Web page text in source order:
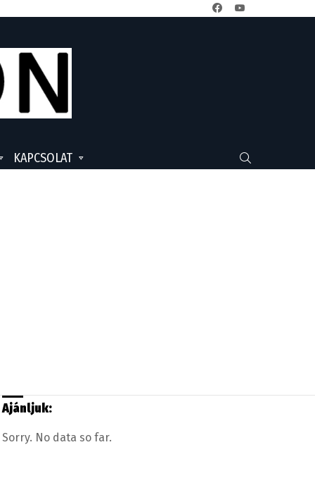
KAPCSOLAT
Ajánljuk:
Sorry. No data so far.